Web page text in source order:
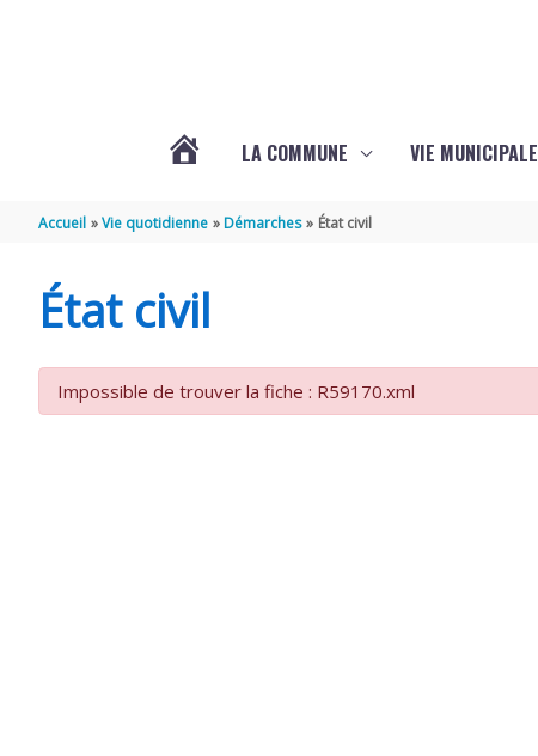
LA COMMUNE VIE MUNICIPALE
Accueil Vie quotidienne Démarches État civil
État civil
Impossible de trouver la fiche : R59170.xml